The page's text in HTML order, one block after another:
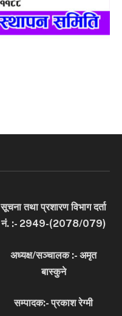
सूचना तथा प्रशारण विभाग दर्ता
नं. :- 2949-(2078/079)
अध्यक्ष/सञ्चालक :- अमृत
बास्कुने
सम्पादक:- प्रकाश रेग्मी